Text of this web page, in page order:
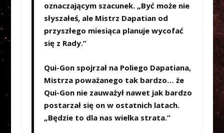
oznaczającym szacunek. „Być może nie
słyszałeś, ale Mistrz Dapatian od
przyszłego miesiąca planuje wycofać
się z Rady.”
Qui-Gon spojrzał na Poliego Dapatiana,
Mistrza poważanego tak bardzo… że
Qui-Gon nie zauważył nawet jak bardzo
postarzał się on w ostatnich latach.
„Będzie to dla nas wielka strata.”